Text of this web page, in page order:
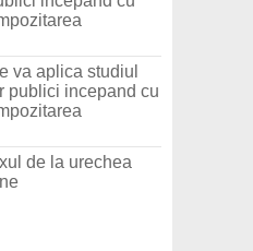
va aplica studiul
publici incepand cu
de la urechea